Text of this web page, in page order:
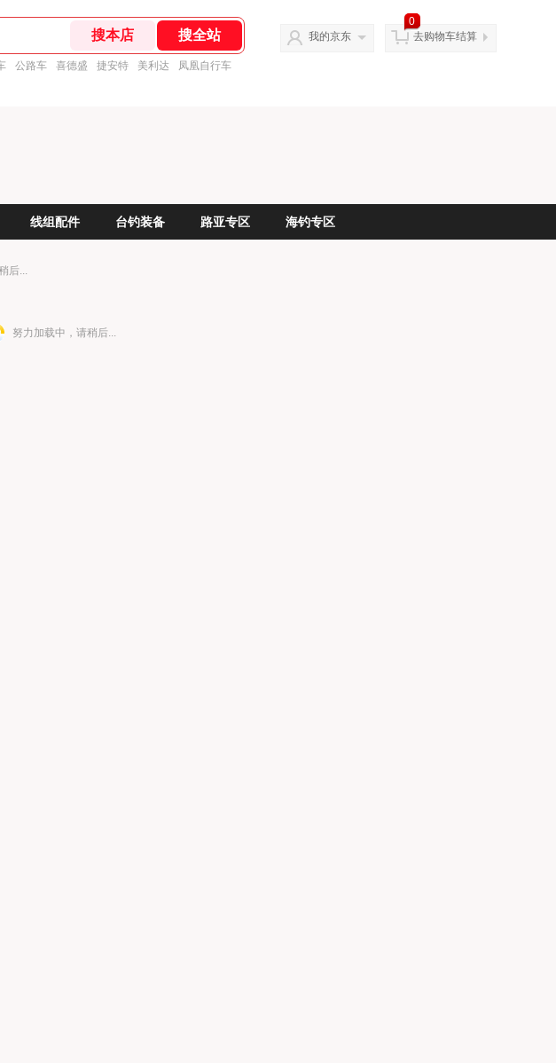
公路车 喜德盛 捷安特 美利达 凤凰自行车
我的京东
0
去购物车结算
线组配件 台钓装备 路亚专区 海钓专区
后...
努力加载中，请稍后...